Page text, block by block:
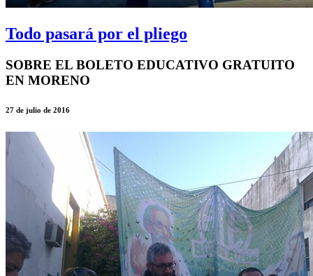
Todo pasará por el pliego
SOBRE EL BOLETO EDUCATIVO GRATUITO
EN MORENO
27 de julio de 2016